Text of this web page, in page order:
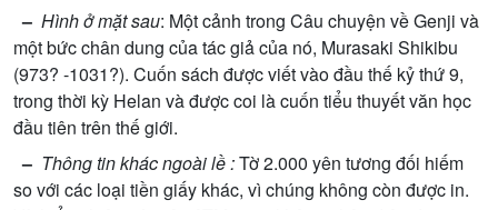
– Hìnhởmặt sau: Một cảnh trong Câu chuyện vềGenji và
một bức chân dung của tác giảcủa nó, Murasaki Shikibu
(973? -1031?). Cuốn sách được viết vào đầu thế kỷthứ9,
trong thời kỳ Helan và được coi là cuốn tiểu thuyết văn học
đầu tiên trên thếgiới.
– Thông tin khác ngoài lề:Tờ2.000 yên tương đối hiếm
so với các loại tiền giấy khác, vì chúng không còn được in.